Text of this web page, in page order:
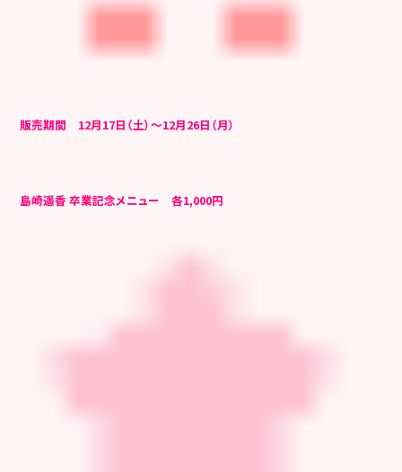
販売期間 12月17日（土）～12月26日（月）
島崎遥香 卒業記念メニュー 各1,000円